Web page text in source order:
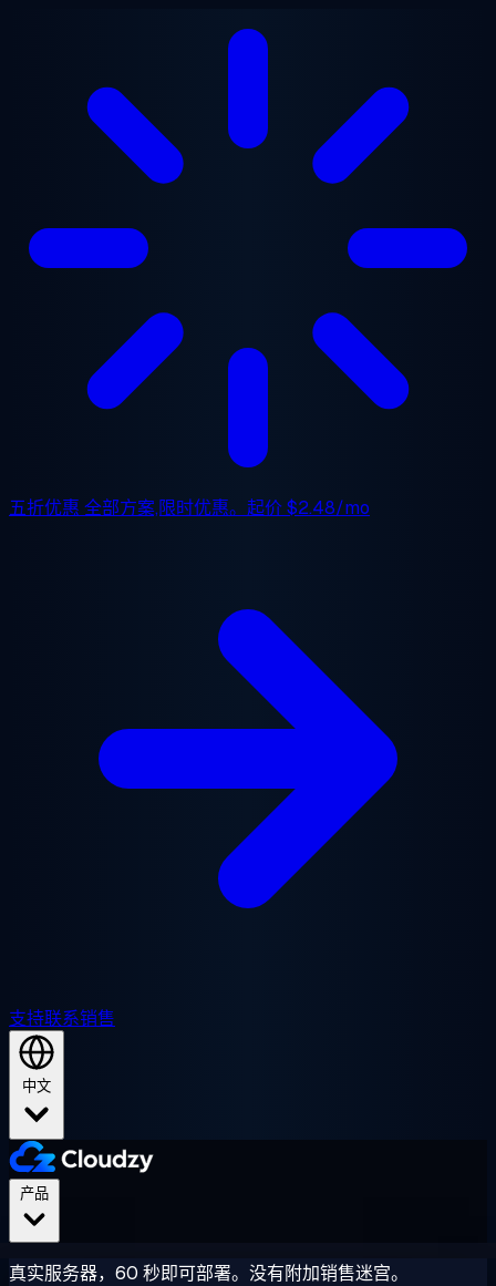
五折优惠 全部方案,限时优惠。起价$2.48/mo
支持联系销售
中文
真实服务器，60 秒即可部署。没有附加销售迷宫。